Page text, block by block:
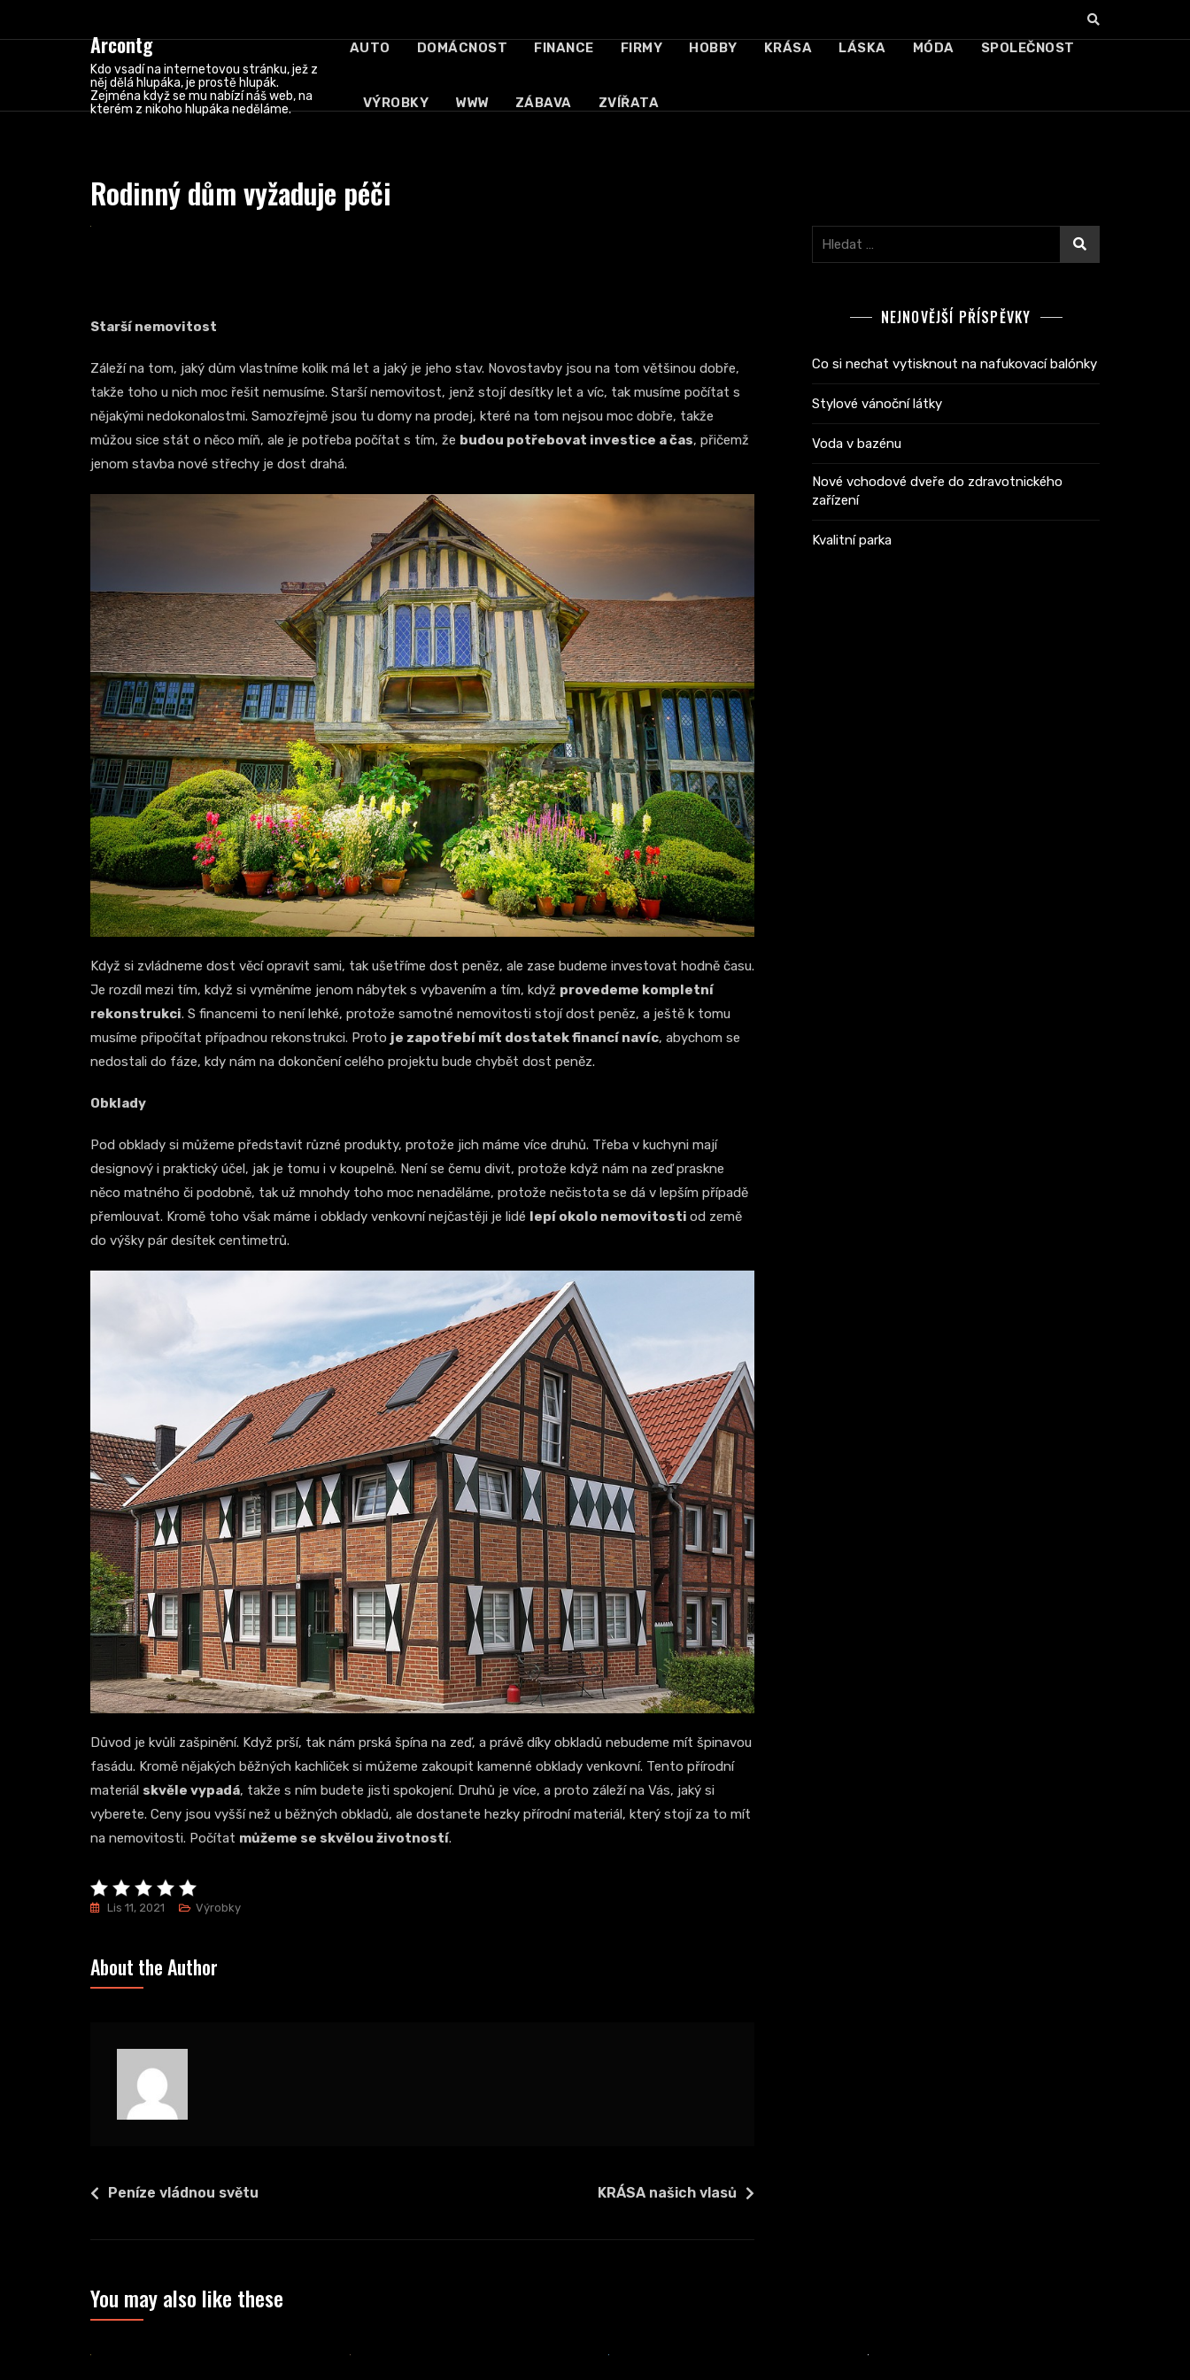
Arcontg
Kdo vsadí na internetovou stránku, jež z
něj dělá hlupáka, je prostě hlupák.
Zejména když se mu nabízí náš web, na
kterém z nikoho hlupáka neděláme.
AUTO DOMÁCNOST FINANCE FIRMY HOBBY KRÁSA LÁSKA MÓDA SPOLEČNOST
VÝROBKY WWW ZÁBAVA ZVÍŘATA
Rodinný dům vyžaduje péči
Starší nemovitost
Záleží na tom, jaký dům vlastníme kolik má let a jaký je jeho stav. Novostavby jsou na tom většinou dobře,
takže toho u nich moc řešit nemusíme. Starší nemovitost, jenž stojí desítky let a víc, tak musíme počítat s
nějakými nedokonalostmi. Samozřejmě jsou tu domy na prodej, které na tom nejsou moc dobře, takže
můžou sice stát o něco míň, ale je potřeba počítat s tím, že budou potřebovat investice a čas, přičemž
jenom stavba nové střechy je dost drahá.
Když si zvládneme dost věcí opravit sami, tak ušetříme dost peněz, ale zase budeme investovat hodně času.
Je rozdíl mezi tím, když si vyměníme jenom nábytek s vybavením a tím, když provedeme kompletní
rekonstrukci. S financemi to není lehké, protože samotné nemovitosti stojí dost peněz, a ještě k tomu
musíme připočítat případnou rekonstrukci. Proto je zapotřebí mít dostatek financí navíc, abychom se
nedostali do fáze, kdy nám na dokončení celého projektu bude chybět dost peněz.
Obklady
Pod obklady si můžeme představit různé produkty, protože jich máme více druhů. Třeba v kuchyni mají
designový i praktický účel, jak je tomu i v koupelně. Není se čemu divit, protože když nám na zeď praskne
něco matného či podobně, tak už mnohdy toho moc nenaděláme, protože nečistota se dá v lepším případě
přemlouvat. Kromě toho však máme i obklady venkovní nejčastěji je lidé lepí okolo nemovitosti od země
do výšky pár desítek centimetrů.
Důvod je kvůli zašpinění. Když prší, tak nám prská špína na zeď, a právě díky obkladů nebudeme mít špinavou
fasádu. Kromě nějakých běžných kachliček si můžeme zakoupit kamenné obklady venkovní. Tento přírodní
materiál skvěle vypadá, takže s ním budete jisti spokojení. Druhů je více, a proto záleží na Vás, jaký si
vyberete. Ceny jsou vyšší než u běžných obkladů, ale dostanete hezky přírodní materiál, který stojí za to mít
na nemovitosti. Počítat můžeme se skvělou životností.
Lis 11, 2021 Výrobky
About the Author
Navigace
Peníze vládnou světu KRÁSA našich vlasů
Vyhledávání
NEJNOVĚJŠÍ PŘÍSPĚVKY
Co si nechat vytisknout na nafukovací balónky
Stylové vánoční látky
Voda v bazénu
Nové vchodové dveře do zdravotnického
zařízení
Kvalitní parka
You may also like these